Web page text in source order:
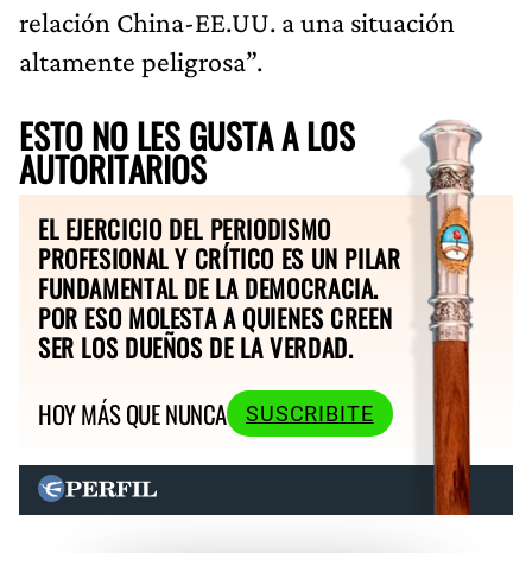
relación China-EE.UU. a una situación
altamente peligrosa”.
ESTO NO LES GUSTA A LOS
AUTORITARIOS
EL EJERCICIO DEL PERIODISMO
PROFESIONAL Y CRÍTICO ES UN PILAR
FUNDAMENTAL DE LA DEMOCRACIA.
POR ESO MOLESTA A QUIENES CREEN
SER LOS DUEÑOS DE LA VERDAD.
HOY MÁS QUE NUNCA
SUSCRIBITE